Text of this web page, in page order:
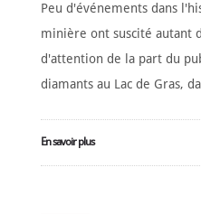
Peu d'événements dans
minière ont suscité autant
d'attention de la part du
diamants au Lac de Gras,
En savoir plus